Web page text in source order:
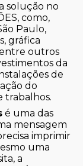
solução no
como,
Paulo,
gráfica
entre outros
da
de
do
trabalhos.
é uma das
mensagem
imprimir
uma
a